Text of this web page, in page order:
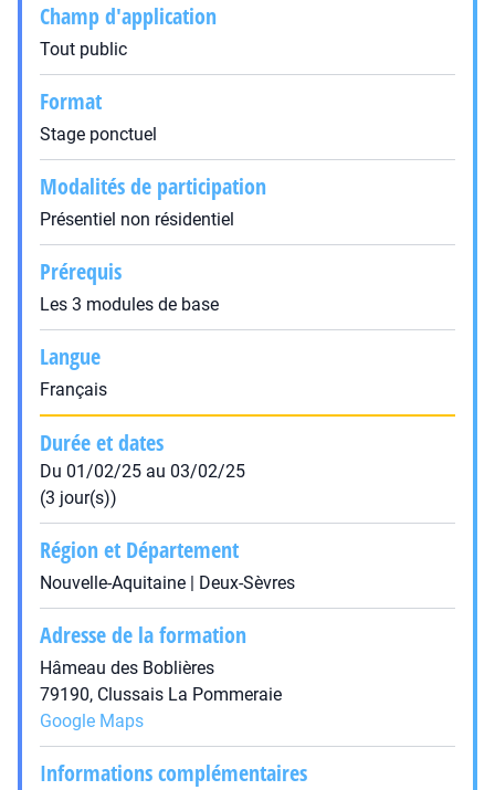
Champ d'application
Tout public
Format
Stage ponctuel
Modalités de participation
Présentiel non résidentiel
Prérequis
Les 3 modules de base
Langue
Français
Durée et dates
Du 01/02/25 au 03/02/25
(3 jour(s))
Région et Département
Nouvelle-Aquitaine | Deux-Sèvres
Adresse de la formation
Hâmeau des Boblières
79190, Clussais La Pommeraie
Google Maps
Informations complémentaires